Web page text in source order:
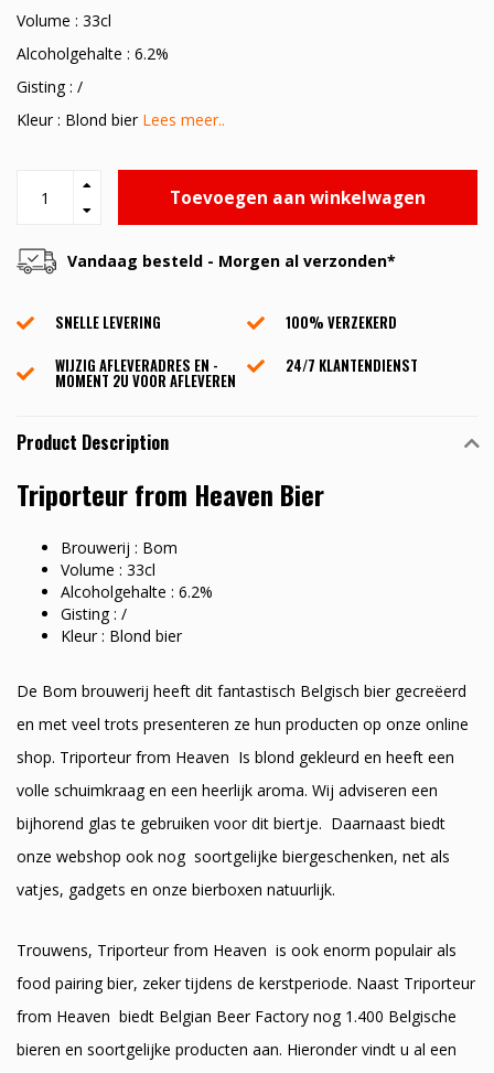
Volume : 33cl
Alcoholgehalte : 6.2%
Gisting : /
Kleur : Blond bier Lees meer..
Toevoegen aan winkelwagen
Vandaag besteld - Morgen al verzonden*
SNELLE LEVERING
100% VERZEKERD
WIJZIG AFLEVERADRES EN -
MOMENT 2U VOOR AFLEVEREN
24/7 KLANTENDIENST
Product Description
Triporteur from Heaven Bier
Brouwerij : Bom
Volume : 33cl
Alcoholgehalte : 6.2%
Gisting : /
Kleur : Blond bier
De Bom brouwerij heeft dit fantastisch Belgisch bier gecreëerd
en met veel trots presenteren ze hun producten op onze online
shop. Triporteur from Heaven Is blond gekleurd en heeft een
volle schuimkraag en een heerlijk aroma. Wij adviseren een
bijhorend glas te gebruiken voor dit biertje. Daarnaast biedt
onze webshop ook nog soortgelijke biergeschenken, net als
vatjes, gadgets en onze bierboxen natuurlijk.
Trouwens, Triporteur from Heaven is ook enorm populair als
food pairing bier, zeker tijdens de kerstperiode. Naast Triporteur
from Heaven biedt Belgian Beer Factory nog 1.400 Belgische
bieren en soortgelijke producten aan. Hieronder vindt u al een